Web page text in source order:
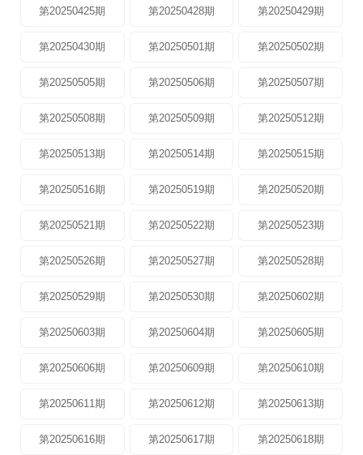
第20250425期 第20250428期 第20250429期
第20250430期 第20250501期 第20250502期
第20250505期 第20250506期 第20250507期
第20250508期 第20250509期 第20250512期
第20250513期 第20250514期 第20250515期
第20250516期 第20250519期 第20250520期
第20250521期 第20250522期 第20250523期
第20250526期 第20250527期 第20250528期
第20250529期 第20250530期 第20250602期
第20250603期 第20250604期 第20250605期
第20250606期 第20250609期 第20250610期
第20250611期 第20250612期 第20250613期
第20250616期 第20250617期 第20250618期